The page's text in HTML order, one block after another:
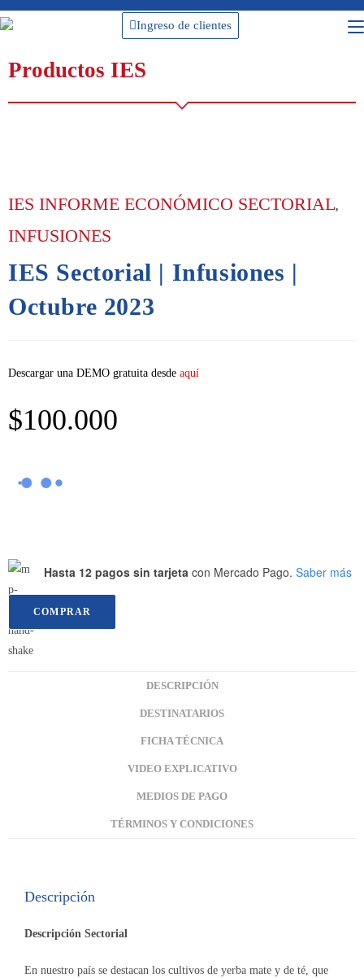
Ingreso de clientes
Productos IES
IES INFORME ECONÓMICO SECTORIAL,
INFUSIONES
IES Sectorial | Infusiones |
Octubre 2023
Descargar una DEMO gratuita desde aquí
$100.000
Hasta 12 pagos sin tarjeta con Mercado Pago. Saber más
COMPRAR
DESCRIPCIÓN
DESTINATARIOS
FICHA TÉCNICA
VIDEO EXPLICATIVO
MEDIOS DE PAGO
TÉRMINOS Y CONDICIONES
Descripción
Descripción Sectorial
En nuestro país se destacan los cultivos de yerba mate y de té, que